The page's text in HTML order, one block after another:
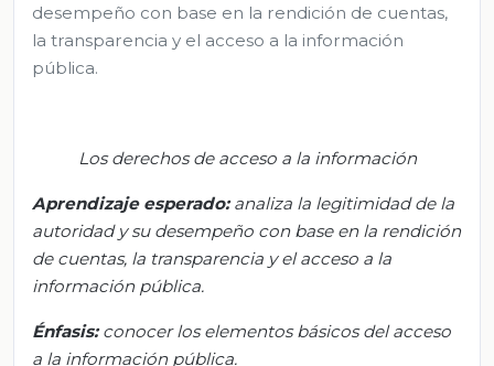
desempeño con base en la rendición de cuentas,
la transparencia y el acceso a la información
pública.
Los derechos de acceso a la información
Aprendizaje esperado:analiza la legitimidad de la
autoridad y su desempeño con base en la rendición
de cuentas, la transparencia y el acceso a la
información pública.
Énfasis:conocer los elementos básicos del acceso
a la información pública.